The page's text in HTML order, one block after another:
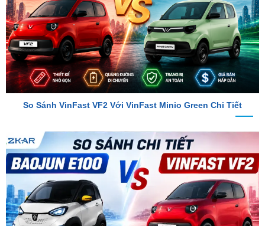
So Sánh VinFast VF2 Với VinFast Minio Green Chi Tiết